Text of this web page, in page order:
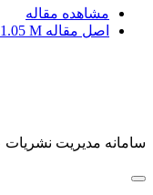
مشاهده مقاله
اصل مقاله 1.05 M
سامانه مدیریت